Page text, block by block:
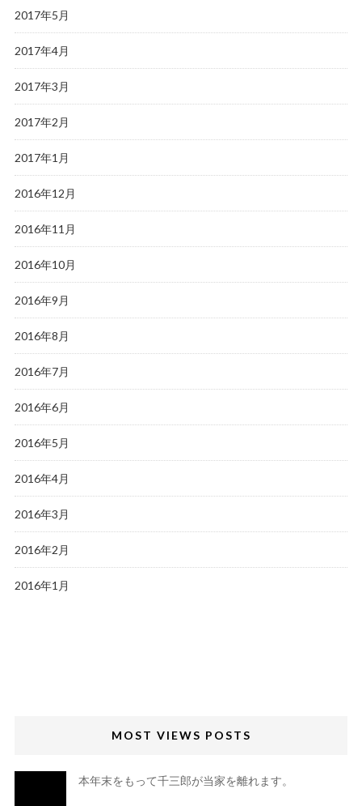
2017年5月
2017年4月
2017年3月
2017年2月
2017年1月
2016年12月
2016年11月
2016年10月
2016年9月
2016年8月
2016年7月
2016年6月
2016年5月
2016年4月
2016年3月
2016年2月
2016年1月
MOST VIEWS POSTS
本年末をもって千三郎が当家を離れます。